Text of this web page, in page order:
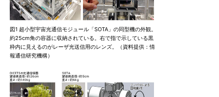
図1 超小型宇宙光通信モジュール「SOTA」の同型機の外観。
約25cm角の容器に収納されている。右で指で示している黒
枠内に見えるのがレーザ光送信用のレンズ。（資料提供：情
報通信研究機構）